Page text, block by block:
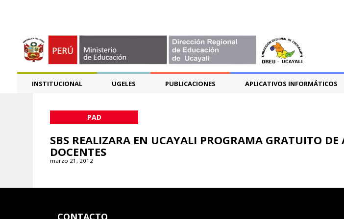
INSTITUCIONAL UGELES PUBLICACIONES APLICATIVOS INFORMÁTICOS
PAD
SBS REALIZARA EN UCAYALI PROGRAMA GRATUITO DE
DOCENTES
marzo 21, 2012
CONTACTO